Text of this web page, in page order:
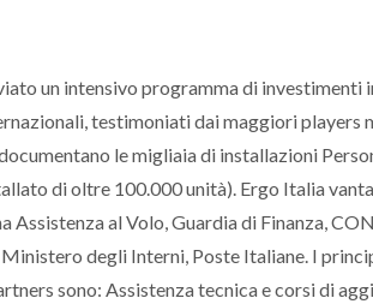
un intensivo programma di investimenti
testimoniati dai maggiori
le migliaia di installazioni
di oltre 100.000 unità). Ergo Italia
Assistenza al Volo, Guardia di Finanza,
Ministero degli Interni, Poste Italiane. I
sono: Assistenza tecnica e corsi di